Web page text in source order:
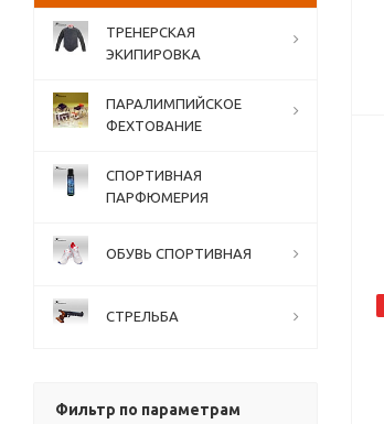
ТРЕНЕРСКАЯ
ЭКИПИРОВКА
ПАРАЛИМПИЙСКОЕ
ФЕХТОВАНИЕ
СПОРТИВНАЯ
ПАРФЮМЕРИЯ
ОБУВЬ СПОРТИВНАЯ
СТРЕЛЬБА
Фильтр по параметрам